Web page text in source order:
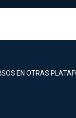
EN OTRAS